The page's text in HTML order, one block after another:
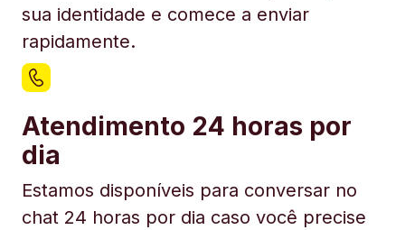
sua identidade e comece a enviar
rapidamente.
Atendimento 24 horas por
dia
Estamos disponíveis para conversar no
chat 24 horas por dia caso você precise